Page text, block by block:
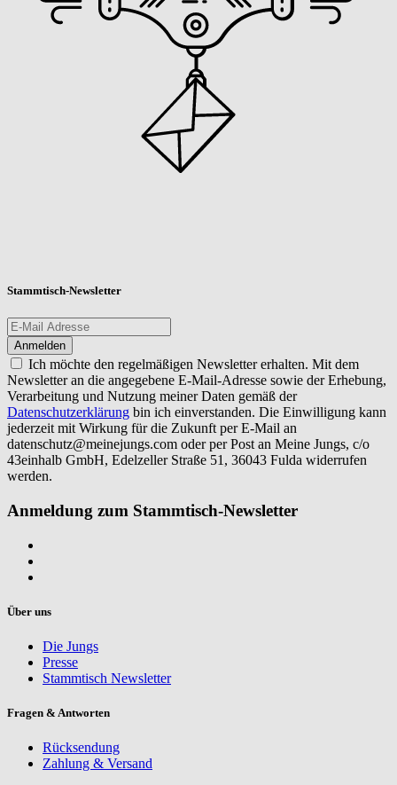
Stammtisch-Newsletter
Ich möchte den regelmäßigen Newsletter erhalten. Mit dem
Newsletter an die angegebene E-Mail-Adresse sowie der Erhebung,
Verarbeitung und Nutzung meiner Daten gemäß der
Datenschutzerklärung bin ich einverstanden. Die Einwilligung kann
jederzeit mit Wirkung für die Zukunft per E-Mail an
datenschutz@meinejungs.com oder per Post an Meine Jungs, c/o
43einhalb GmbH, Edelzeller Straße 51, 36043 Fulda widerrufen
werden.
Anmeldung zum Stammtisch-Newsletter
Über uns
Die Jungs
Presse
Stammtisch Newsletter
Fragen & Antworten
Rücksendung
Zahlung & Versand